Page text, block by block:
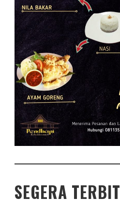
SEGERA TERBIT